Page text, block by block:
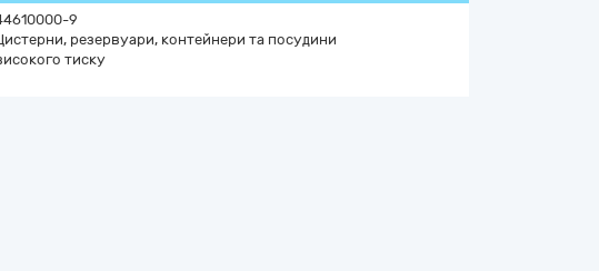
9
резервуари, контейнери та посудини
тиску